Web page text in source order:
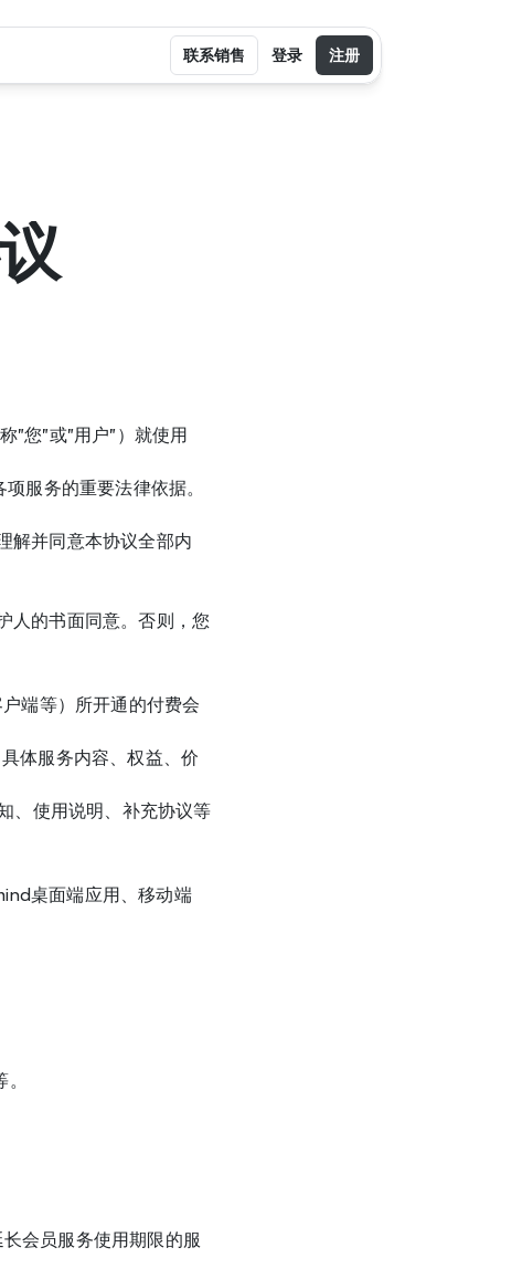
"您"或"用户"）就使用
服务的重要法律依据。
解并同意本协议全部内
人的书面同意。否则，您
端等）所开通的付费会
体服务内容、权益、价
、使用说明、补充协议等
桌面端应用、移动端
会员服务使用期限的服
联系销售 登录 注册